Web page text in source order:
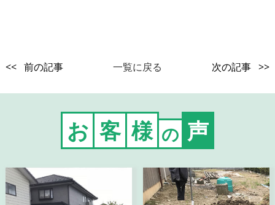
<< 前の記事 一覧に戻る 次の記事 >>
お 客 様 の 声